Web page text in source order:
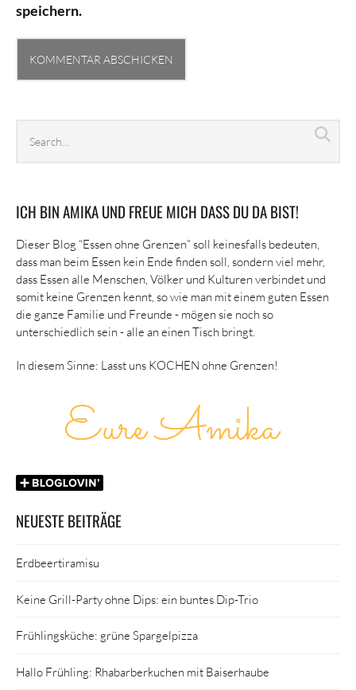
speichern.
archives
ICH BIN AMIKA UND FREUE MICH DASS DU DA BIST!
Dieser Blog “Essen ohne Grenzen” soll keinesfalls bedeuten,
dass man beim Essen kein Ende finden soll, sondern viel mehr,
dass Essen alle Menschen, Völker und Kulturen verbindet und
somit keine Grenzen kennt, so wie man mit einem guten Essen
die ganze Familie und Freunde - mögen sie noch so
unterschiedlich sein - alle an einen Tisch bringt.
In diesem Sinne: Lasst uns KOCHEN ohne Grenzen!
NEUESTE BEITRÄGE
Erdbeertiramisu
Keine Grill-Party ohne Dips: ein buntes Dip-Trio
Frühlingsküche: grüne Spargelpizza
Hallo Frühling: Rhabarberkuchen mit Baiserhaube